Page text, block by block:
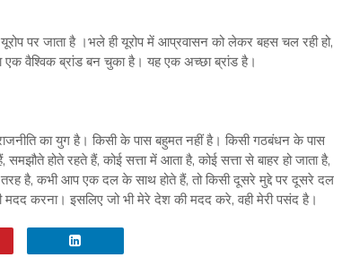
पर जाता है ।भले ही यूरोप में आप्रवासन को लेकर बहस चल रही हो,
एक वैश्विक ब्रांड बन चुका है। यह एक अच्छा ब्रांड है।
का युग है। किसी के पास बहुमत नहीं है। किसी गठबंधन के पास
होते रहते हैं, कोई सत्ता में आता है, कोई सत्ता से बाहर हो जाता है,
है, कभी आप एक दल के साथ होते हैं, तो किसी दूसरे मुद्दे पर दूसरे दल
करना। इसलिए जो भी मेरे देश की मदद करे, वही मेरी पसंद है।